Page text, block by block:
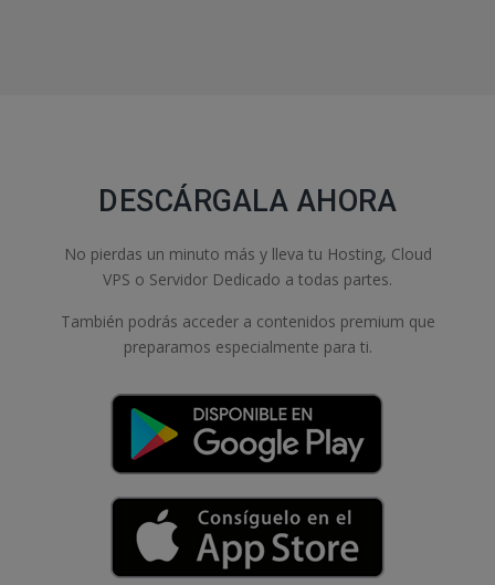
DESCÁRGALA AHORA
No pierdas un minuto más y lleva tu Hosting, Cloud
VPS o Servidor Dedicado a todas partes.
También podrás acceder a contenidos premium que
preparamos especialmente para ti.